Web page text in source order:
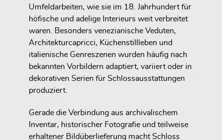
Umfeldarbeiten, wie sie im 18. Jahrhundert für
höfische und adelige Interieurs weit verbreitet
waren. Besonders venezianische Veduten,
Architekturcapricci, Küchenstillleben und
italienische Genreszenen wurden häufig nach
bekannten Vorbildern adaptiert, variiert oder in
dekorativen Serien für Schlossausstattungen
produziert.
Gerade die Verbindung aus archivalischem
Inventar, historischer Fotografie und teilweise
erhaltener Bildüberlieferung macht Schloss